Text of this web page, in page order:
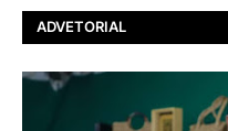
ADVETORIAL